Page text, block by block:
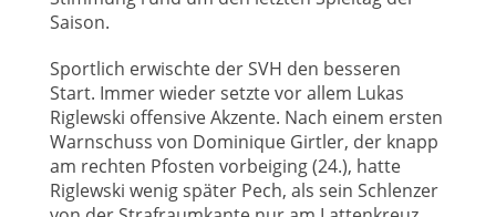
Saison.
Sportlich erwischte der SVH den besseren
Start. Immer wieder setzte vor allem Lukas
Riglewski offensive Akzente. Nach einem ersten
Warnschuss von Dominique Girtler, der knapp
am rechten Pfosten vorbeiging (24.), hatte
Riglewski wenig später Pech, als sein Schlenzer